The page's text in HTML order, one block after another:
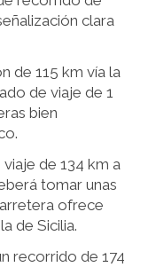
clara
de 115 km vía la
de viaje de 1
bien
viaje de 134 km a
tomar unas
ofrece
de Sicilia.
recorrido de 174